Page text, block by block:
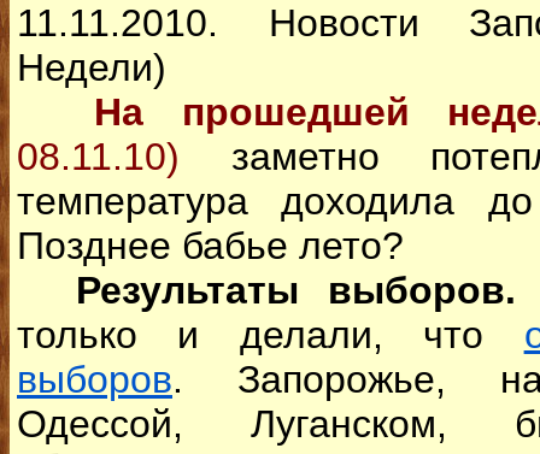
11.11.2010. Новости
Недели)
На прошедшей
08.11.10) заметно
температура доходила
Позднее бабье лето?
Результаты
только и делали, что
выборов. Запорожье,
Одессой, Луганском,